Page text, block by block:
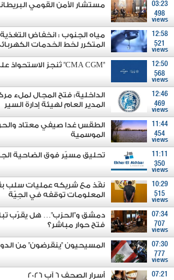
03:23
498
views
مستشار الأمن القومي
12:58
521
views
مياه الجنوب : انخفاض
المتكرر لخط الخدمات
12:50
568
views
"CMA CGM" تُنجز الاستحواذ على مجموعة فتّال
12:46
469
views
الداخلية: فتح المجال لملء
المدير العام لهيئة إدارة السير
11:44
454
views
الطقس غدا صيفي معتاد
الموسمية
11:11
350
views
تحليق مسيّر فوق الضاحية
10:29
515
views
نفّذ مع شريكه عمليات سلب
المعلومات توقفه في الجِيّة
07:34
707
views
دمشق و"الحزب"… هل يقرّب
فتح حوار مباشر؟
07:30
777
views
المسيحيون "ينقرضون" من
07:21
أسرار الصحف 6 آب 2026